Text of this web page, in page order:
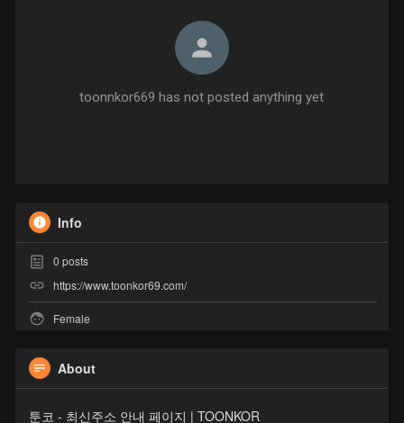
toonnkor669 has not posted anything yet
Info
0 posts
https://www.toonkor69.com/
Female
About
툰코 - 최신주소 안내 페이지 | TOONKOR